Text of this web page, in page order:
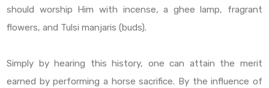
should worship Him with incense, a ghee lamp, fragrant
flowers, and Tulsi manjaris (buds).
Simply by hearing this history, one can attain the merit
earned by performing a horse sacrifice. By the influence of